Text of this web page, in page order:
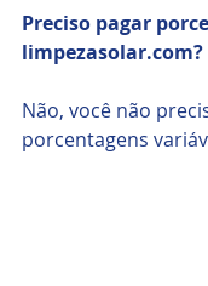
Preciso pagar
limpezasolar.com?
Não, você não
porcentagens